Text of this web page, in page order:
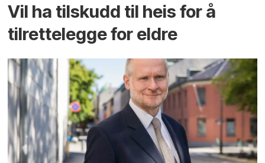
Vil ha tilskudd til heis for å
tilrettelegge for eldre